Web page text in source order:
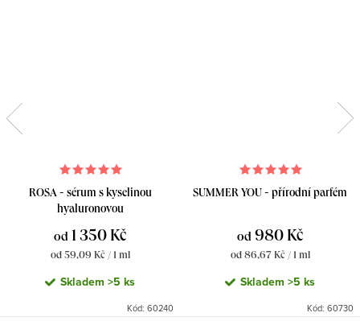
ROSA - sérum s kyselinou
hyaluronovou
od 1 350 Kč
Měrná
od 59,09 Kč / 1 ml
Skladem >5 ks
Kód: 60240
SUMMER YOU - přírodní parfém
od 980 Kč
Měrná
od 86,67 Kč / 1 ml
Skladem >5 ks
Kód: 60730